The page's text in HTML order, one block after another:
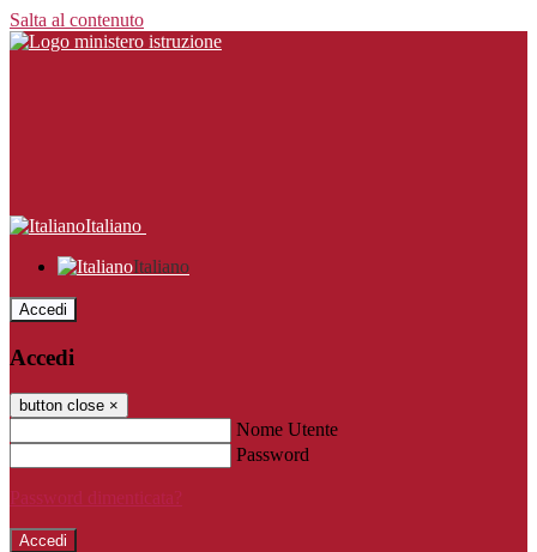
Salta al contenuto
Italiano
Italiano
Accedi
Accedi
button close ×
Nome Utente
Password
Password dimenticata?